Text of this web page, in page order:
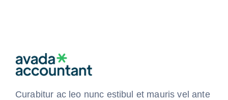
Curabitur ac leo nunc estibul et mauris vel ante